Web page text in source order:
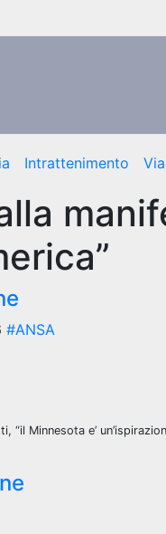
Intrattenimento
#ANSA
“il Minnesota e’